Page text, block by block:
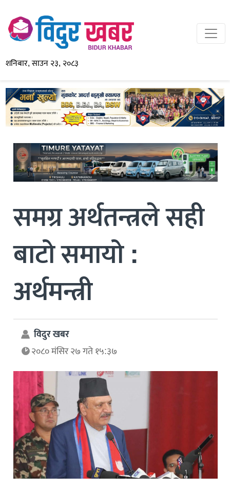
शनिबार, साउन २३, २०८३
समग्र अर्थतन्त्रले सही
बाटो समायो :
अर्थमन्त्री
विदुर खबर
२०८० मंसिर २७ गते १५:३७